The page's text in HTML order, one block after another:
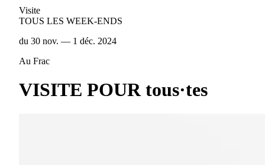
Visite
TOUS LES WEEK-ENDS
du 30 nov. — 1 déc. 2024
Au Frac
VISITE POUR tous·tes